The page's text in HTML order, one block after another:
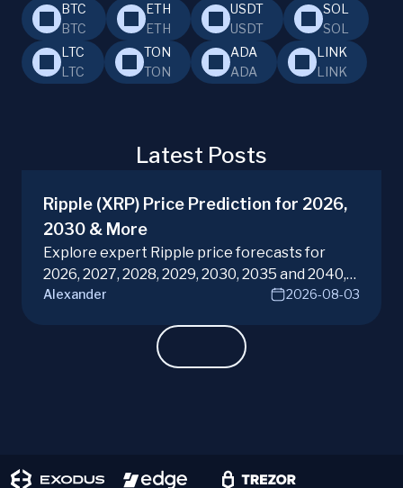
BTC
BTC
ETH
ETH
USDT
USDT
SOL
SOL
LTC
LTC
TON
TON
ADA
ADA
LINK
LINK
Latest Posts
Ripple (XRP) Price Prediction for 2026,
2030 & More
Explore expert Ripple price forecasts for
2026, 2027, 2028, 2029, 2030, 2035 and 2040,
diving into XRP potential in the evolving
investment decisions with ChangeHero!
Alexander 2026-08-03